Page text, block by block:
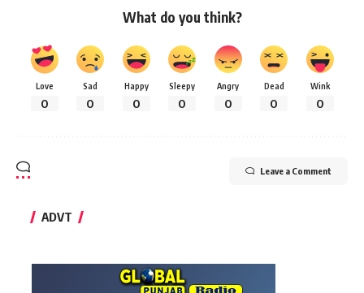
What do you think?
Love
0
Sad
0
Happy
0
Sleepy
0
Angry
0
Dead
0
Wink
0
Leave a Comment
ADVT